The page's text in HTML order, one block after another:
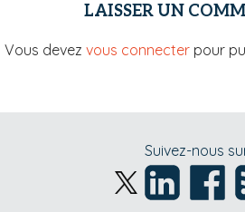
LAISSER UN
Vous devez vous connecter pour
Suivez-nous